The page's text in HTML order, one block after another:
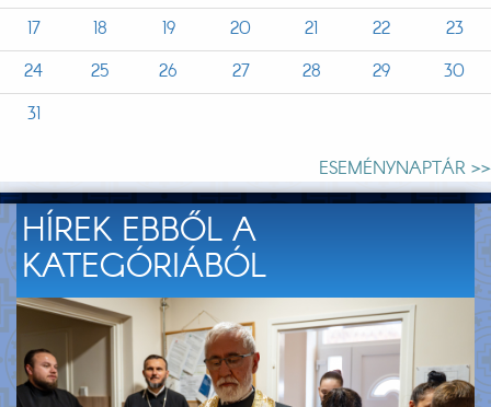
17
18 19 20 21 22
23
24
25 26 27 28 29
30
31
ESEMÉNYNAPTÁR >>
HÍREK EBBŐL A
KATEGÓRIÁBÓL